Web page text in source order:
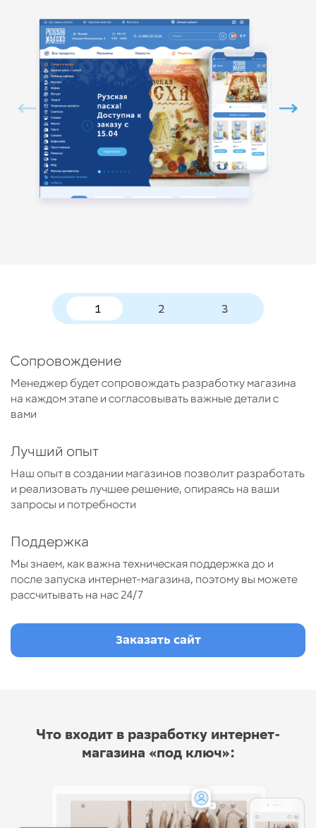
1 2 3
Сопровождение
Менеджер будет сопровождать разработку магазина
на каждом этапе и согласовывать важные детали с
вами
Лучший опыт
Наш опыт в создании магазинов позволит разработать
и реализовать лучшее решение, опираясь на ваши
запросы и потребности
Поддержка
Мы знаем, как важна техническая поддержка до и
после запуска интернет-магазина, поэтому вы можете
рассчитывать на нас 24/7
Заказать сайт
Что входит в разработку интернет-
магазина «под ключ»: